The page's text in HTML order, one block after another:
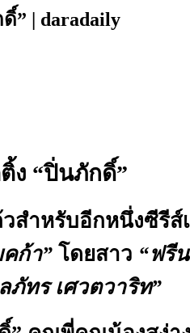
” | daradaily
ง “ปิ่นภักดิ์”
หรับอีกหนึ่งซีรีส์เ
คก้า” โดยสาว “ฟรี
ทร เศวตวาริท”